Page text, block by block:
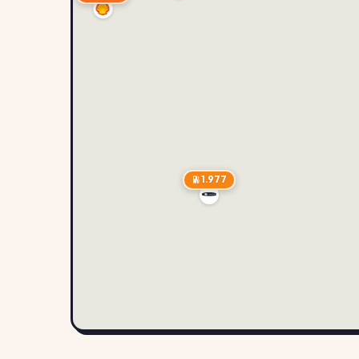
1.977